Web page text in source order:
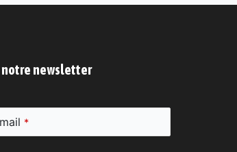
notre newsletter
*